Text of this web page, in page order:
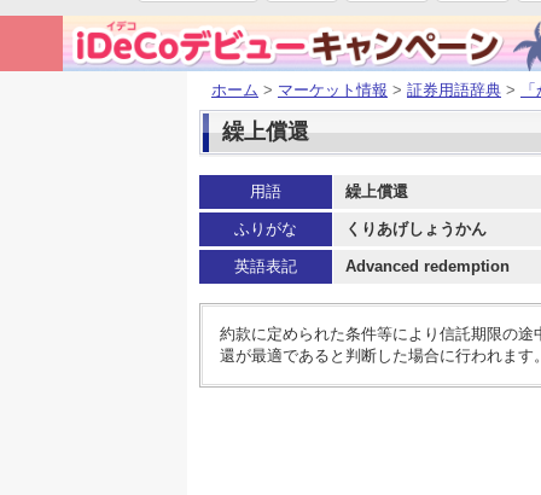
ホーム > マーケット情報 > 証券用語辞典 >
繰上償還
用語 繰上償還
ふりがな くりあげしょうかん
英語表記 Advanced redemption
約款に定められた条件等により信託期限の
還が最適であると判断した場合に行われます